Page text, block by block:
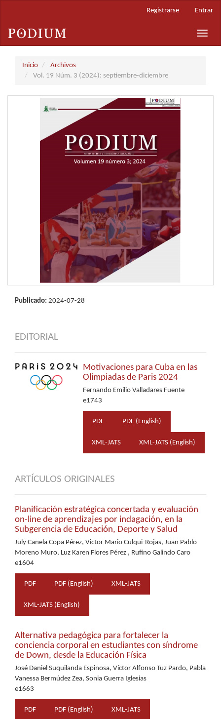
principal
Barra
Registrarse Entrar
Toggle
Inicio
Archivos
Vol. 19 Núm. 3 (2024): septiembre-diciembre
Publicado: 2024-07-28
EDITORIAL
Motivaciones para Cuba en las
Olimpiadas de Paris 2024
Fernando Emilio Valladares Fuente
e1743
PDF PDF (English)
XML-JATS XML-JATS (English)
ARTÍCULOS ORIGINALES
Planificación estratégica concertada y evaluación
on-line de aprendizajes por indagación, en la
Subgerencia de Educación, Deporte y Salud
July Canela Copa Pérez, Victor Mario Culqui-Rojas, Juan Pablo
Moreno Muro, Luz Karen Flores Pérez , Rufino Galindo Caro
e1604
PDF PDF (English) XML-JATS
XML-JATS (English)
Alternativa pedagógica para fortalecer la
conciencia corporal en estudiantes con síndrome
de Down, desde la Educación Física
José Daniel Suquilanda Espinosa, Víctor Alfonso Tuz Pardo, Pabla
Vanessa Bermúdez Zea, Sonia Guerra Iglesias
e1663
PDF PDF (English) XML-JATS